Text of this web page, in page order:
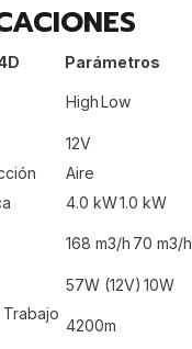
Parámetros
HighLow
12V
Aire
4.0 kW1.0 kW
168 m3/h 70 m3/h
57W (12V) 10W
4200m